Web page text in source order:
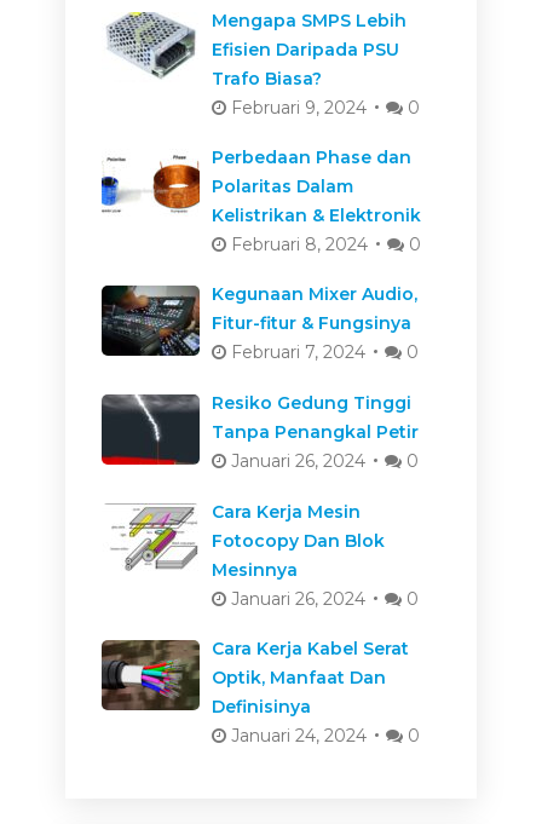
Mengapa SMPS Lebih
Efisien Daripada PSU
Trafo Biasa?
Februari 9, 2024
0
Perbedaan Phase dan
Polaritas Dalam
Kelistrikan & Elektronik
Februari 8, 2024
0
Kegunaan Mixer Audio,
Fitur-fitur & Fungsinya
Februari 7, 2024
0
Resiko Gedung Tinggi
Tanpa Penangkal Petir
Januari 26, 2024
0
Cara Kerja Mesin
Fotocopy Dan Blok
Mesinnya
Januari 26, 2024
0
Cara Kerja Kabel Serat
Optik, Manfaat Dan
Definisinya
Januari 24, 2024
0